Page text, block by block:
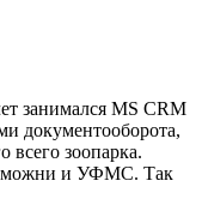
занимался MS CRM
документооборота,
всего зоопарка.
и УФМС. Так